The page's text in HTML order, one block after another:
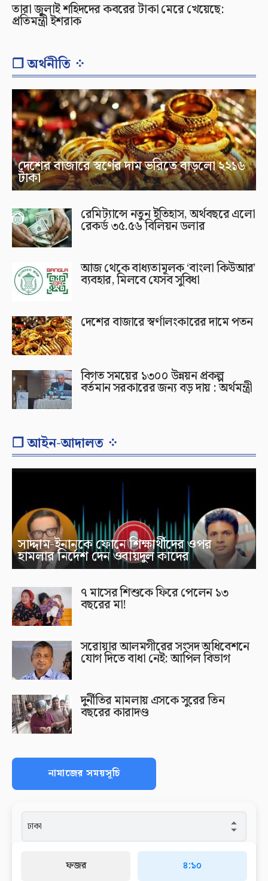
তারা জুলাই শহিদদের কবরের টাকা মেরে খেয়েছে:
প্রতিমন্ত্রী ইশরাক
❐ অর্থনীতি ⁘
দেশের বাজারে স্বর্ণের দাম ভরিতে বাড়লো ২২১৬
টাকা
রেমিট্যান্সে নতুন ইতিহাস, অর্থবছরে এলো
রেকর্ড ৩৫.৫৬ বিলিয়ন ডলার
আজ থেকে বাধ্যতামূলক ‘বাংলা কিউআর’
ব্যবহার, মিলবে যেসব সুবিধা
দেশের বাজারে স্বর্ণালংকারের দামে পতন
বিগত সময়ের ১৩০০ উন্নয়ন প্রকল্প
বর্তমান সরকারের জন্য বড় দায় : অর্থমন্ত্রী
❐ আইন-আদালত ⁘
সাদ্দাম-ইনানকে ফোনে শিক্ষার্থীদের ওপর
হামলার নির্দেশ দেন ওবায়দুল কাদের
৭ মাসের শিশুকে ফিরে পেলেন ১৩
বছরের মা!
সরোয়ার আলমগীরের সংসদ অধিবেশনে
যোগ দিতে বাধা নেই: আপিল বিভাগ
দুর্নীতির মামলায় এসকে সুরের তিন
বছরের কারাদণ্ড
নামাজের সময়সূচি
ফজর
৪:১০